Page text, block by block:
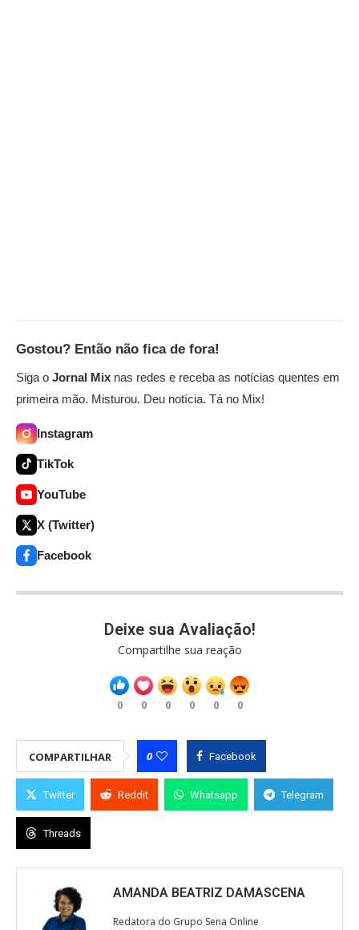
Gostou? Então não fica de fora!
Siga o Jornal Mix nas redes e receba as notícias quentes em
primeira mão. Misturou. Deu notícia. Tá no Mix!
Instagram
TikTok
YouTube
X (Twitter)
Facebook
Deixe sua Avaliação!
Compartilhe sua reação
0 0 0 0 0 0
COMPARTILHAR 0 Facebook
Twitter Reddit Whatsapp Telegram
Threads
AMANDA BEATRIZ DAMASCENA
Redatora do Grupo Sena Online